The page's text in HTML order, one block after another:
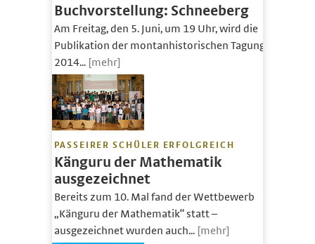
Buchvorstellung: Schneeberg
Am Freitag, den 5. Juni, um 19 Uhr, wird die
Publikation der montanhistorischen Tagung
2014... [mehr]
PASSEIRER SCHÜLER ERFOLGREICH
Känguru der Mathematik
ausgezeichnet
Bereits zum 10. Mal fand der Wettbewerb
„Känguru der Mathematik“ statt –
ausgezeichnet wurden auch... [mehr]